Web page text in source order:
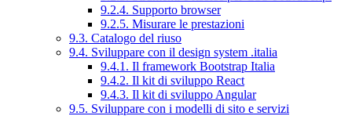
9.2.4. Supporto browser
9.2.5. Misurare le prestazioni
9.3. Catalogo del riuso
9.4. Sviluppare con il design system .italia
9.4.1. Il framework Bootstrap Italia
9.4.2. Il kit di sviluppo React
9.4.3. Il kit di sviluppo Angular
9.5. Sviluppare con i modelli di sito e servizi